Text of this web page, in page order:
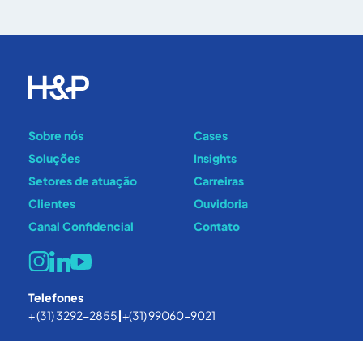
Sobre nós
Soluções
Setores de atuação
Clientes
Canal Confidencial
Cases
Insights
Carreiras
Ouvidoria
Contato
Telefones
+ (31) 3292-2855|+(31) 99060-9021